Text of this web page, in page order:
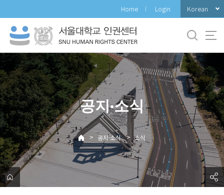
로
메
뉴
Home Login Korean
공지·소식
> 공지·소식 > 소식